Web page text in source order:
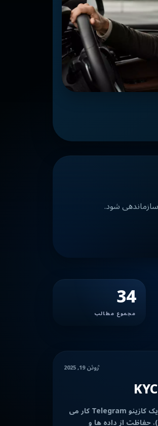
34
مجموع مطالب
ژوئن 19, 2025
چگونه یک حساب کاربری در یک کازینو Telegram کار می
کند: مجوز، تأیید هویت (KYC)، حفاظت از داده ها و